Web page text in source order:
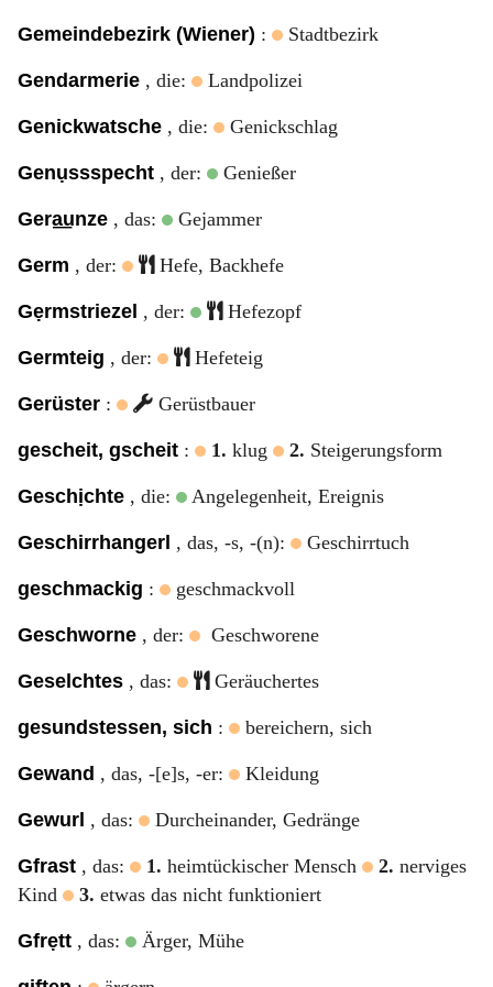
Gemeindebezirk (Wiener) : Stadtbezirk
Gendarmerie , die: Landpolizei
Genickwatsche , die: Genickschlag
Genụssspecht , der: Genießer
Gera͟unze , das: Gejammer
Germ , der: Hefe, Backhefe
Gẹrmstriezel , der: Hefezopf
Germteig , der: Hefeteig
Gerüster : Gerüstbauer
gescheit, gscheit : 1. klug 2. Steigerungsform
Geschịchte , die: Angelegenheit, Ereignis
Geschirrhangerl , das, -s, -(n): Geschirrtuch
geschmackig : geschmackvoll
Geschworne , der: Geschworene
Geselchtes , das: Geräuchertes
gesundstessen, sich : bereichern, sich
Gewand , das, -[e]s, -er: Kleidung
Gewurl , das: Durcheinander, Gedränge
Gfrast , das: 1. heimtückischer Mensch 2. nerviges
Kind
3. etwas das nicht funktioniert
Gfrẹtt , das: Ärger, Mühe